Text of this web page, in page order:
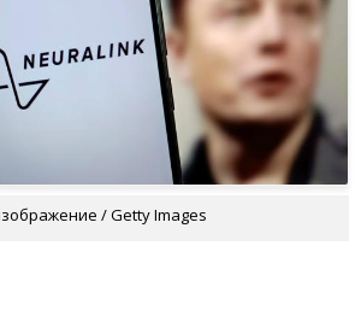
/ Getty Images